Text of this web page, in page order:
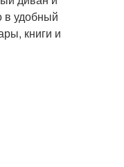
в удобный
книги и